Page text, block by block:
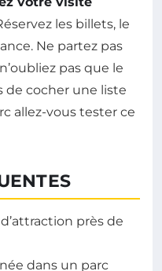
les billets, le
Ne partez pas
pas que le
de cocher une liste
allez-vous tester ce
près de
dans un parc